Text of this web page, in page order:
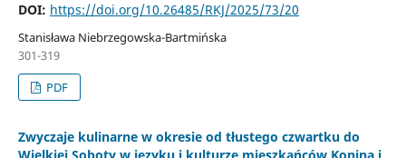
DOI: https://doi.org/10.26485/RKJ/2025/73/20
Stanisława Niebrzegowska-Bartmińska
301-319
PDF
Zwyczaje kulinarne w okresie od tłustego czwartku do